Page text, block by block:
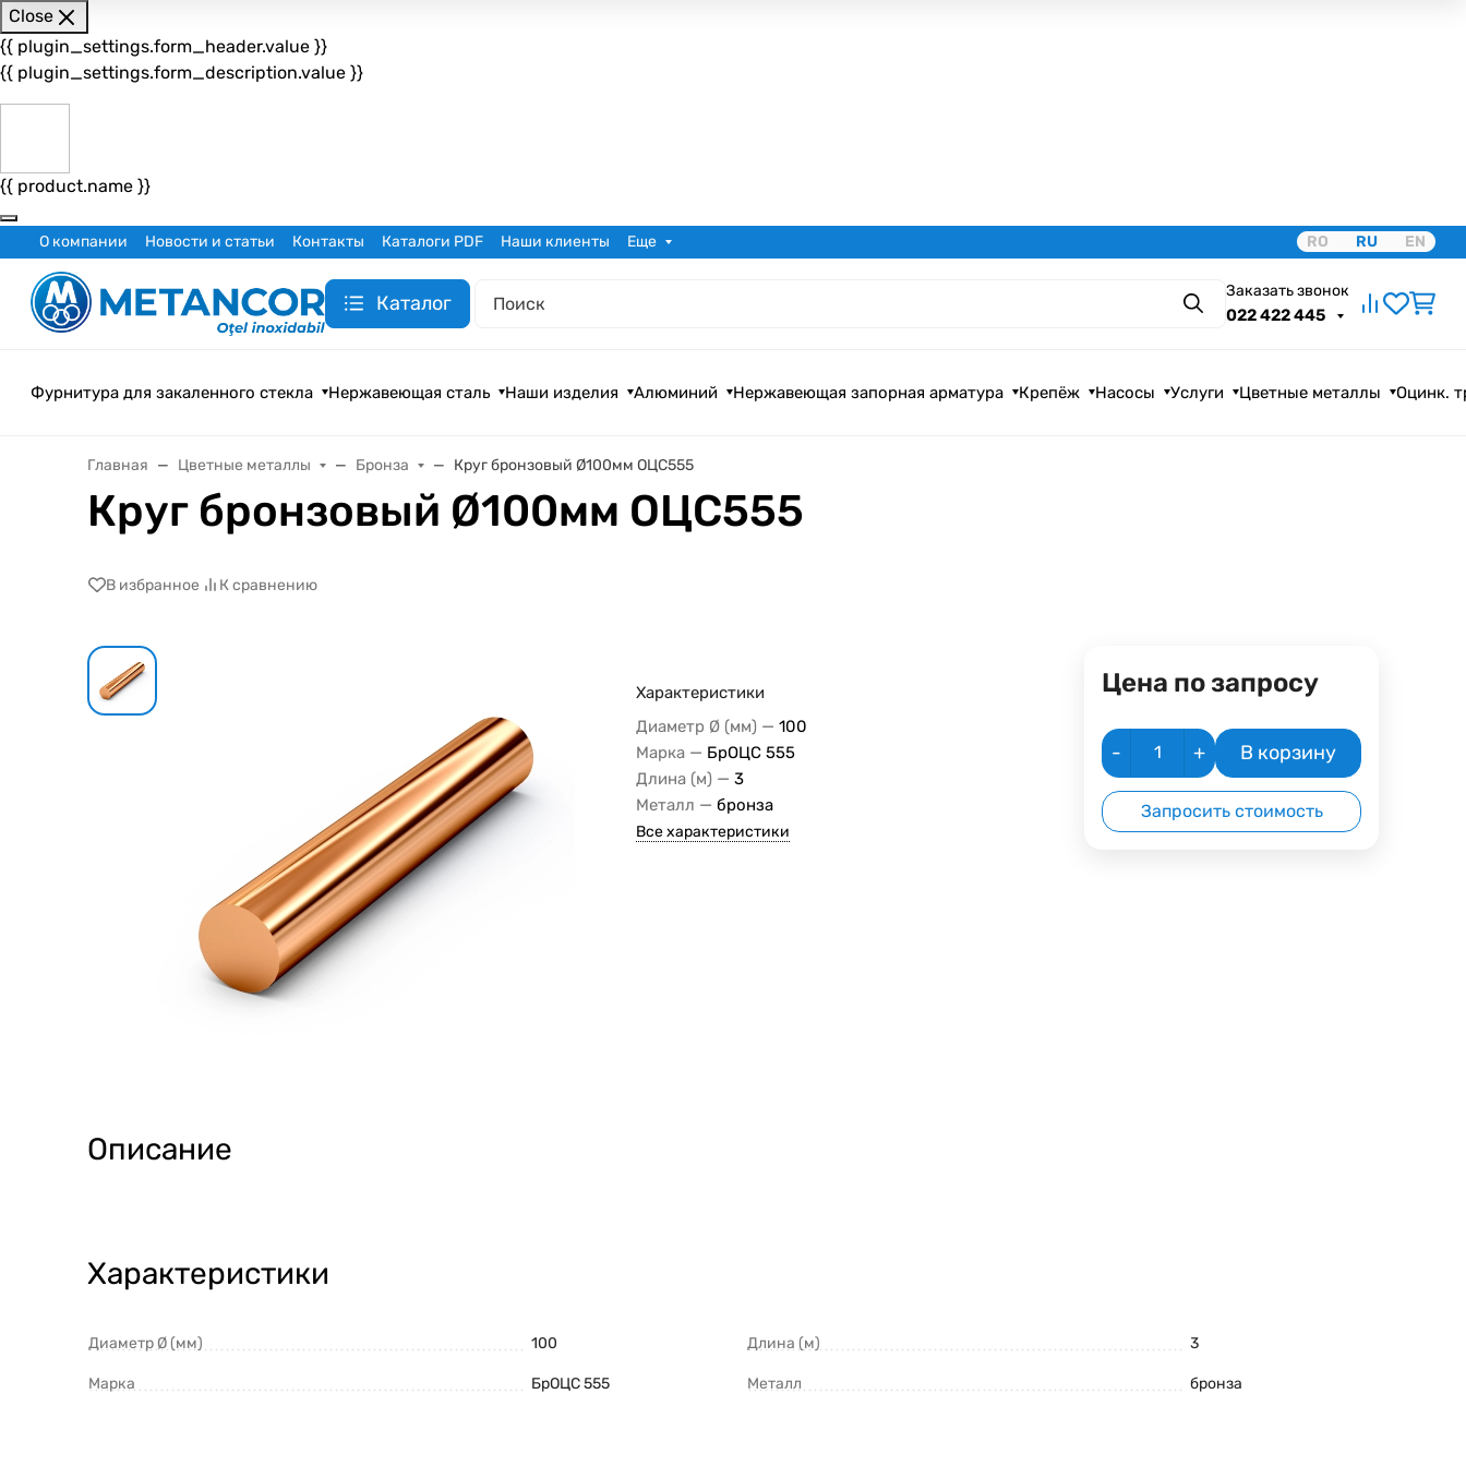
Close
{{ plugin_settings.form_header.value }}
{{ plugin_settings.form_description.value }}
{{ product.name }}
О компании Новости и статьи Контакты Каталоги PDF Наши клиенты Еще RO RU EN
Каталог Поиск
Заказать звонок
022 422 445
Фурнитура для закаленного стекла Нержавеющая сталь Наши изделия Алюминий Нержавеющая запорная арматура Крепёж Насосы Услуги Цветные металлы Оцинк.
Главная Цветные металлы Бронза Круг бронзовый Ø100мм ОЦС555
Круг бронзовый Ø100мм ОЦС555
В избранное К сравнению
Характеристики
Диаметр Ø (мм) — 100
Марка — БрОЦС 555
Длина (м) — 3
Металл — бронза
Все характеристики
Цена по запросу
- + В корзину
Запросить стоимость
Описание
Характеристики
Диаметр Ø (мм) 100
Марка БрОЦС 555
Длина (м) 3
Металл бронза